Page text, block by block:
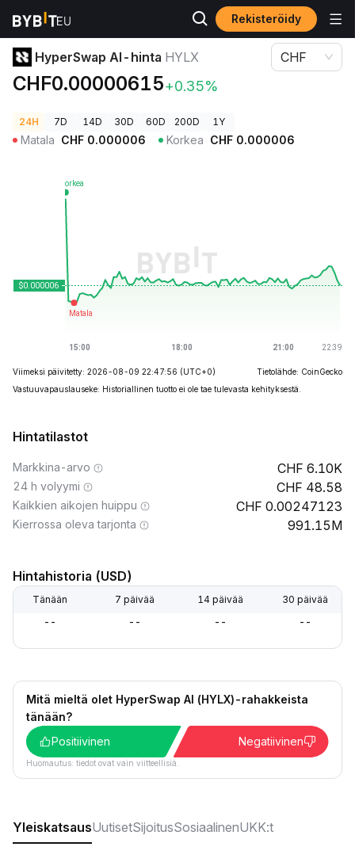
Rekisteröidy
Kryptohinnat HyperSwap AI-hinta HYLX
HyperSwap AI-hinta HYLX
CHF0.00000615+0.35%
CHF
24H 7D 14D 30D 60D 200D 1Y
Matala CHF 0.000006 Korkea CHF 0.000006
Viimeksi päivitetty: 2026-08-09 22:47:56 (UTC+0)
Tietolähde: CoinGecko
Vastuuvapauslauseke: Historiallinen tuotto ei ole tae tulevasta kehityksestä.
Hintatilastot
Markkina-arvo 6.10K
24 h volyymi 48.58
Kaikkien aikojen huippu 0.00247123
Kierrossa oleva tarjonta 991.15M
Hintahistoria (USD)
Tänään 7 päivää 14 päivää 30 päivää
-- -- -- --
Mitä mieltä olet HyperSwap AI (HYLX)-rahakkeista
tänään?
Positiivinen
Negatiivinen
Huomautus: tiedot ovat vain viitteellisiä.
YleiskatsausUutisetSijoitusSosiaalinenUKK:t